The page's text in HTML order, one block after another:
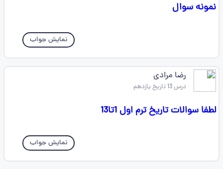
نمونه سوال
نمایش جواب
رضا مرادی
درس 13 تاریخ یازدهم
لطفا سوالات تاریخ ترم اول 1تا13
نمایش جواب